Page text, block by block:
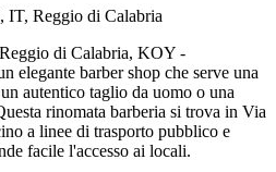
IT, Reggio di Calabria
di Calabria, KOY -
barber shop che serve una
autentico taglio da uomo o una
rinomata barberia si trova in Via
a linee di trasporto pubblico e
facile l'accesso ai locali.